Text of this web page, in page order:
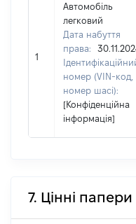
1
Автомобіль
легковий
Дата набуття
права:
номер (VIN-код,
номер шасі):
[Конфіденційна
інформація]
7. Цінні папери